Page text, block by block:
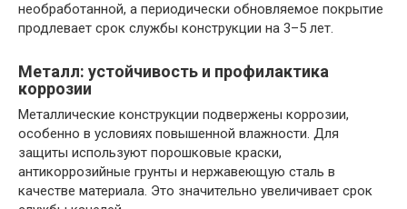
необработанной, а периодически обновляемое покрытие
продлевает срок службы конструкции на 3–5 лет.
Металл: устойчивость и профилактика
коррозии
Металлические конструкции подвержены коррозии,
особенно в условиях повышенной влажности. Для
защиты используют порошковые краски,
антикоррозийные грунты и нержавеющую сталь в
качестве материала. Это значительно увеличивает срок